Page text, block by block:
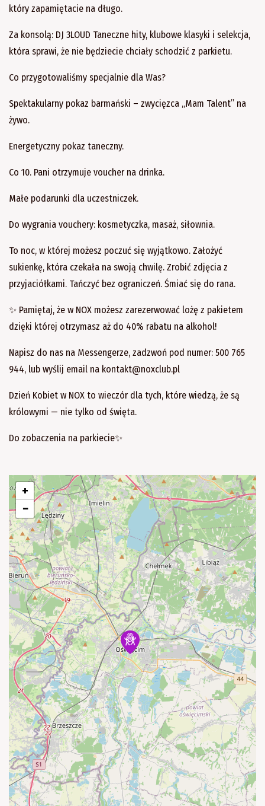
który zapamiętacie na długo.
Za konsolą: DJ 3LOUD Taneczne hity, klubowe klasyki i selekcja,
która sprawi, że nie będziecie chciały schodzić z parkietu.
Co przygotowaliśmy specjalnie dla Was?
Spektakularny pokaz barmański – zwycięzca „Mam Talent” na
żywo.
Energetyczny pokaz taneczny.
Co 10. Pani otrzymuje voucher na drinka.
Małe podarunki dla uczestniczek.
Do wygrania vouchery: kosmetyczka, masaż, siłownia.
To noc, w której możesz poczuć się wyjątkowo. Założyć
sukienkę, która czekała na swoją chwilę. Zrobić zdjęcia z
przyjaciółkami. Tańczyć bez ograniczeń. Śmiać się do rana.
✨ Pamiętaj, że w NOX możesz zarezerwować lożę z pakietem
dzięki której otrzymasz aż do 40% rabatu na alkohol!
Napisz do nas na Messengerze, zadzwoń pod numer: 500 765
944, lub wyślij email na kontakt@noxclub.pl
Dzień Kobiet w NOX to wieczór dla tych, które wiedzą, że są
królowymi — nie tylko od święta.
Do zobaczenia na parkiecie✨
+
−